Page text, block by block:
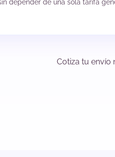
depender de una sola tarifa
Cotiza tu envío